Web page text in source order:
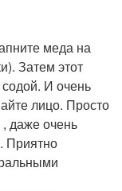
меда на
Затем этот
И очень
лицо. Просто
даже очень
Приятно